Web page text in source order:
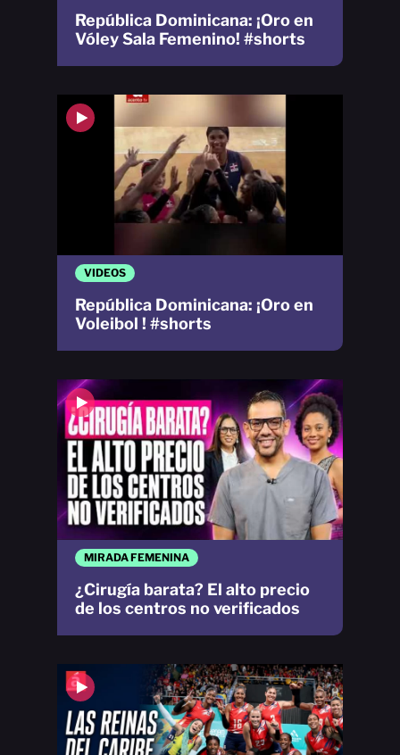
VIDEOS
República Dominicana: ¡Oro en
Voleibol ! #shorts
República Dominicana: ¡Oro en
Vóley Sala Femenino! #shorts
MIRADA FEMENINA
¿Cirugía barata? El alto precio
de los centros no verificados